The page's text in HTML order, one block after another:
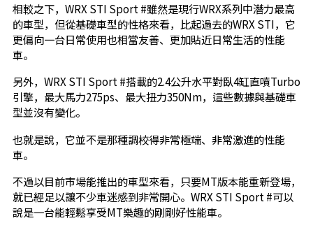
相較之下，WRX STI Sport #雖然是現行WRX系列中潛力最高
的車型，但從基礎車型的性格來看，比起過去的WRX STI，它
更偏向一台日常使用也相當友善、更加貼近日常生活的性能
車。
另外，WRX STI Sport #搭載的2.4公升水平對臥4缸直噴Turbo
引擎，最大馬力275ps、最大扭力350Nm，這些數據與基礎車
型並沒有變化。
也就是說，它並不是那種調校得非常極端、非常激進的性能
車。
不過以目前市場能推出的車型來看，只要MT版本能重新登場，
就已經足以讓不少車迷感到非常開心。WRX STI Sport #可以
說是一台能輕鬆享受MT樂趣的剛剛好性能車。